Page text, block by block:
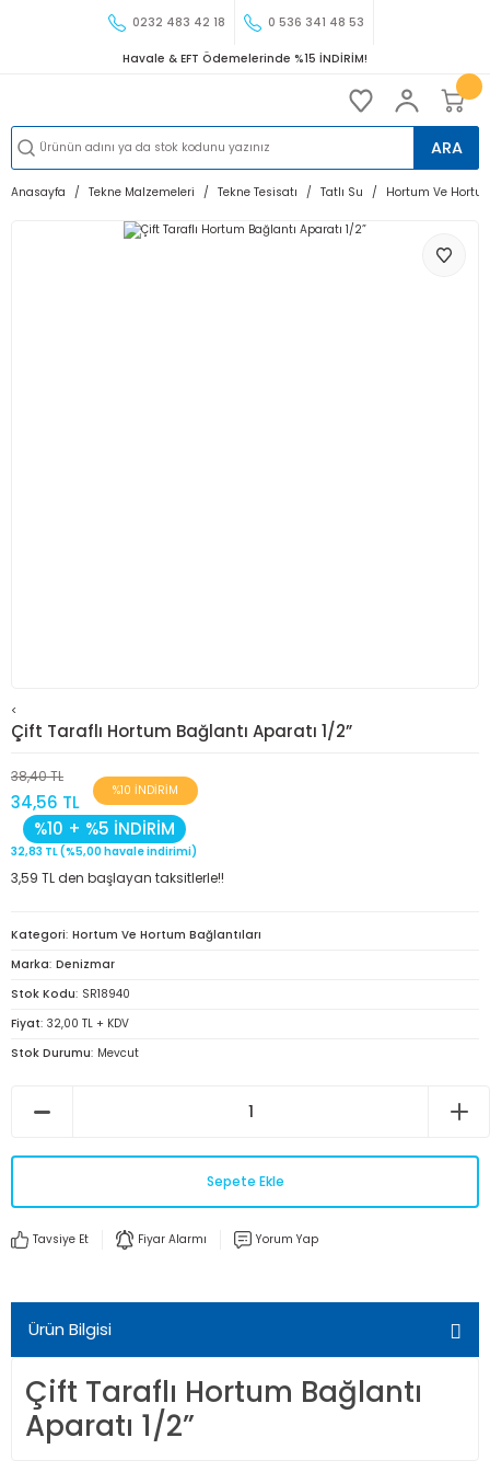
0232 483 42 18 0 536 341 48 53
Havale & EFT Ödemelerinde %15 İNDİRİM!
ARA
Anasayfa Tekne Malzemeleri Tekne Tesisatı Tatlı Su Hortum Ve
<
Çift Taraflı Hortum Bağlantı Aparatı 1/2”
38,40 TL
34,56 TL
%10 İNDİRİM
%10 + %5 İNDİRİM
32,83 TL (%5,00 havale indirimi)
3,59 TL den başlayan taksitlerle!!
Kategori Hortum Ve Hortum Bağlantıları
Marka Denizmar
Stok Kodu SR18940
Fiyat 32,00 TL + KDV
Stok Durumu Mevcut
Sepete Ekle
Tavsiye Et Fiyar Alarmı Yorum Yap
Ürün Bilgisi
Çift Taraflı Hortum Bağlantı
Aparatı 1/2”